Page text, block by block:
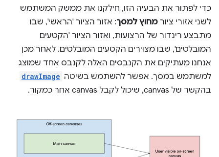
כדי לפתור את הבעיה הזו, חילקנו את ממשק המשתמש
לשני אזורי ציור מחוץ למסך: אזור הציור 'הראשי', שבו
מתבצע רינדור של הרצועות, ואזור הציור 'הקטעים
המובלטים', שבו מצוירים הקטעים המובלטים. לאחר מכן
אנחנו מעתיקים את הקנבסים האלה לקנבס אחד שמוצג
למשתמש במסך. אפשר להשתמש בשיטה drawImage
בהקשר של canvas, שיכול לקבל canvas אחר כמקור.